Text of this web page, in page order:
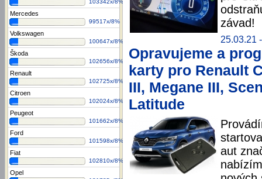
103342x/8%
Mercedes
99517x/8%
Volkswagen
100647x/8%
Škoda
102656x/8%
Renault
102725x/8%
Citroen
102024x/8%
Peugeot
101662x/8%
Ford
101598x/8%
Fiat
102810x/8%
Opel
závad!
25.03.21 -
Opravujeme a
karty pro Renault
III, Megane III,
Latitude
aut